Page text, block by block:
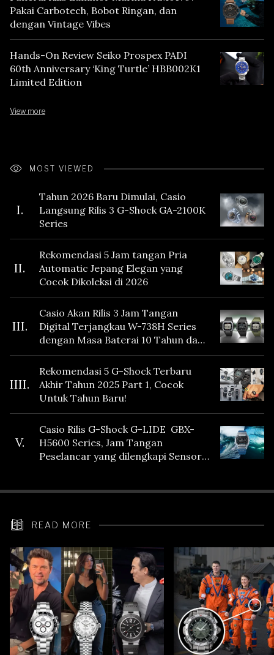
Pakai Carbotech, Bobot Ringan, dan
dengan Vintage Vibes
Hands-On Review Seiko Prospex PADI
60th Anniversary ‘King Turtle’ HBB002K1
Limited Edition
View more
MOST VIEWED
I.
Tahun 2026 Baru Dimulai, Casio
Langsung Rilis 3 G-Shock GA-2100K
Series
II.
Rekomendasi 5 Jam tangan Pria
Automatic Jepang Elegan yang
Cocok Dikoleksi di 2026
III.
Casio Akan Rilis 3 Jam Tangan
Digital Terjangkau W-738H Series
dengan Masa Baterai 10 Tahun dan
Fitur Vibration
IIII.
Rekomendasi 5 G-Shock Terbaru
Akhir Tahun 2025 Part 1, Cocok
Untuk Tahun Baru!
V.
Casio Rilis G-Shock G-LIDE GBX-
H5600 Series, Jam Tangan
Peselancar yang dilengkapi Sensor
READ MORE